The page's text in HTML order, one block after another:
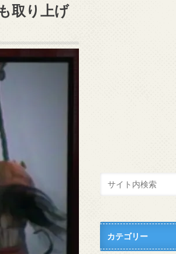
取り上げ
カテゴリー